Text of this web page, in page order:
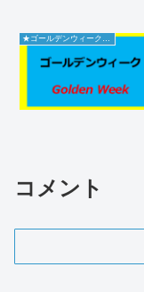
★ゴールデンウィーク2026
コメント